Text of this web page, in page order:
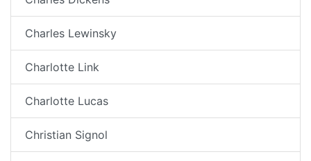
Charles Lewinsky
Charlotte Link
Charlotte Lucas
Christian Signol